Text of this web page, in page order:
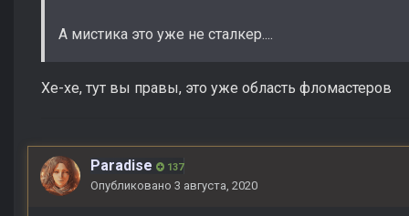
А мистика это уже не сталкер....
Хе-хе, тут вы правы, это уже область фломастеров
Paradise 137
Опубликовано 3 августа, 2020